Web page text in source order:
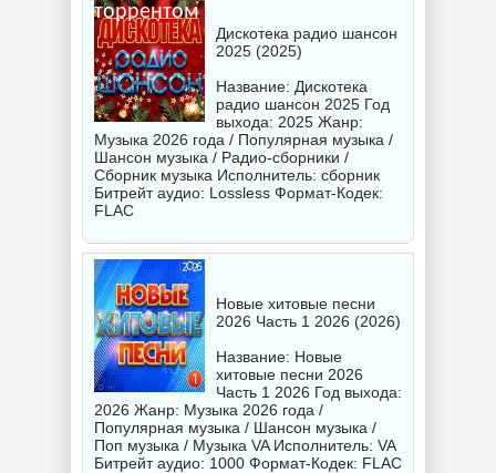
торрентом
Дискотека радио шансон
2025 (2025)
Название: Дискотека
радио шансон 2025 Год
выхода: 2025 Жанр:
Музыка 2026 года / Популярная музыка /
Шансон музыка / Радио-сборники /
Сборник музыка Исполнитель: сборник
Битрейт аудио: Lossless Формат-Кодек:
FLAC
Новые хитовые песни
2026 Часть 1 2026 (2026)
Название: Новые
хитовые песни 2026
Часть 1 2026 Год выхода:
2026 Жанр: Музыка 2026 года /
Популярная музыка / Шансон музыка /
Поп музыка / Музыка VA Исполнитель: VA
Битрейт аудио: 1000 Формат-Кодек: FLAC